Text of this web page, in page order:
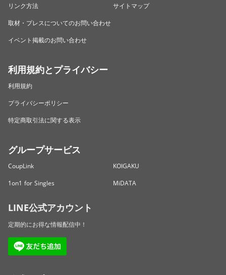
リンク方法
サイトマップ
取材・プレスについてのお問い合わせ
イベント掲載のお問い合わせ
利用規約とプライバシー
利用規約
プライバシーポリシー
特定商取引法に関する表示
グループサービス
CoupLink
KOIGAKU
1on1 for Singles
MiDATA
LINE公式アカウント
定期的にお得な情報配信中！